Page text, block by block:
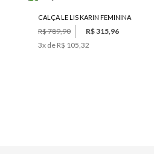
CALÇA LE LIS KARIN FEMININA
R$ 789,90
R$ 315,96
3x de R$ 105,32